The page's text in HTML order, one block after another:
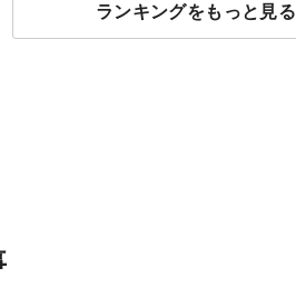
ランキングをもっと見る